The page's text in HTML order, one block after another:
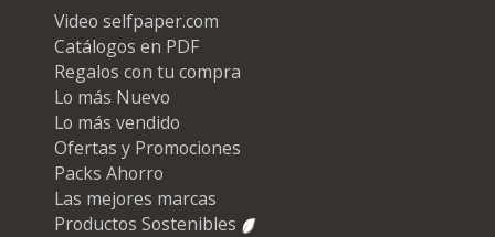
Video selfpaper.com
Catálogos en PDF
Regalos con tu compra
Lo más Nuevo
Lo más vendido
Ofertas y Promociones
Packs Ahorro
Las mejores marcas
Productos Sostenibles